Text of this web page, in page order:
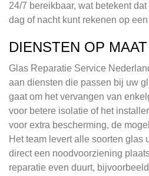
24/7 bereikbaar, wat betekent
dag of nacht kunt rekenen op
DIENSTEN OP MAAT
Glas Reparatie Service
aan diensten die passen bij uw
gaat om het vervangen van
voor betere isolatie of het
voor extra bescherming, de
Het team levert alle soorten glas
direct een noodvoorziening
reparatie even duurt,